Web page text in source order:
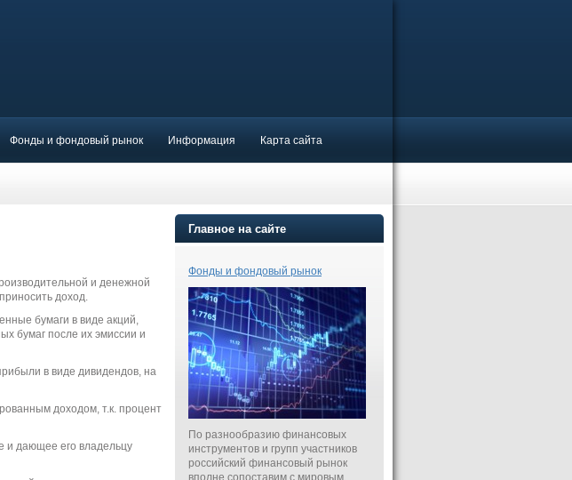
Фонды и фондовый рынок Информация Карта сайта
и денежной
доход.
бумаги в виде акций,
бумаг после их эмиссии и
в виде дивидендов, на
доходом, т.к. процент
и дающее его владельцу
Главное на сайте
Фонды и фондовый рынок
По разнообразию финансовых
инструментов и групп участников
российский финансовый рынок
вполне сопоставим с мировым.